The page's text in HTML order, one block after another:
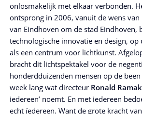
onlosmakelijk met elkaar verbonden.
ontsprong in 2006, vanuit de wens van
van Eindhoven om de stad Eindhoven,
technologische innovatie en design, op
als een centrum voor lichtkunst.
bracht dit lichtspektakel voor de
honderdduizenden mensen op de
week lang wat directeur Ronald
iedereen’ noemt. En met iedereen
echt íedereen. Want de grote kracht van